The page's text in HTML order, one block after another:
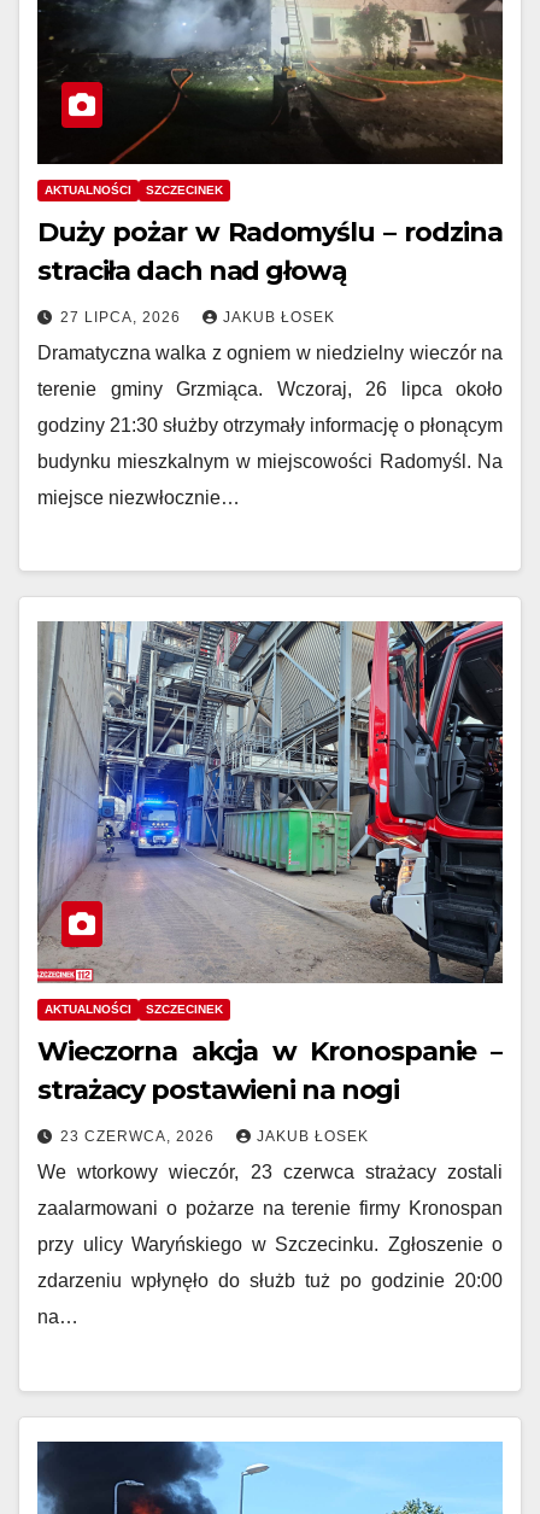
AKTUALNOŚCI SZCZECINEK
Duży pożar w Radomyślu – rodzina
straciła dach nad głową
27 LIPCA, 2026 JAKUB ŁOSEK
Dramatyczna walka z ogniem w niedzielny wieczór na
terenie gminy Grzmiąca. Wczoraj, 26 lipca około
godziny 21:30 służby otrzymały informację o płonącym
budynku mieszkalnym w miejscowości Radomyśl. Na
miejsce niezwłocznie…
AKTUALNOŚCI SZCZECINEK
Wieczorna akcja w Kronospanie –
strażacy postawieni na nogi
23 CZERWCA, 2026 JAKUB ŁOSEK
We wtorkowy wieczór, 23 czerwca strażacy zostali
zaalarmowani o pożarze na terenie firmy Kronospan
przy ulicy Waryńskiego w Szczecinku. Zgłoszenie o
zdarzeniu wpłynęło do służb tuż po godzinie 20:00
na…